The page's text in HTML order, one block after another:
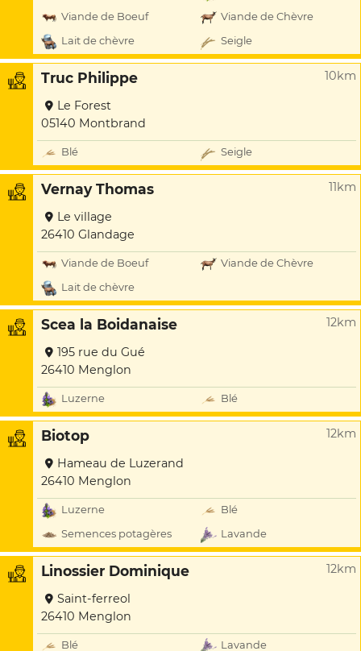
Viande de Boeuf
Viande de Chèvre
Lait de chèvre
Seigle
Truc Philippe 10km
Le Forest
05140 Montbrand
Blé Seigle
Vernay Thomas 11km
Le village
26410 Glandage
Viande de Boeuf
Viande de Chèvre
Lait de chèvre
Scea la Boidanaise 12km
195 rue du Gué
26410 Menglon
Luzerne Blé
Biotop 12km
Hameau de Luzerand
26410 Menglon
Luzerne
Blé
Semences potagères
Lavande
Linossier Dominique 12km
Saint-ferreol
26410 Menglon
Blé Lavande